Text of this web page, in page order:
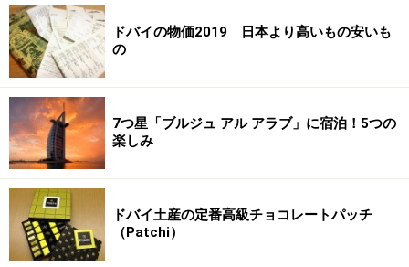
ドバイの物価2019 日本より高いもの安いも
の
7つ星「ブルジュ アル アラブ」に宿泊！5つの
楽しみ
ドバイ土産の定番高級チョコレートパッチ
（Patchi）